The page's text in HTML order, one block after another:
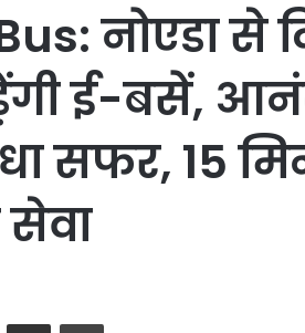
नोएडा से
ई-बसें,
सफर, 15
Share via Email Print